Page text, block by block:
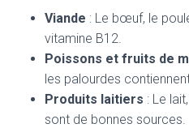
Viande : Le bœuf, le
vitamine B12.
Poissons et fruits de
les palourdes
Produits laitiers : Le
sont de bonnes sources.